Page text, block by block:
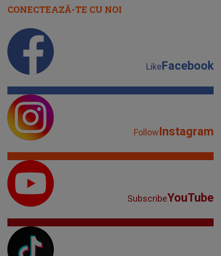
CONECTEAZĂ-TE CU NOI
LikeFacebook
FollowInstagram
SubscribeYouTube